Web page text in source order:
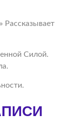
Рассказывает
Силой.